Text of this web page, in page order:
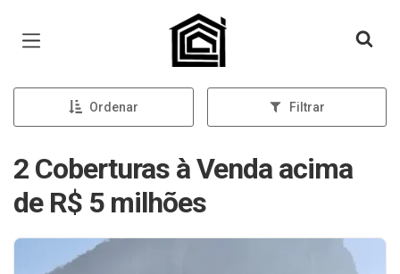
Página inicial
Ordenar Filtrar
2 Coberturas à Venda acima
de R$ 5 milhões